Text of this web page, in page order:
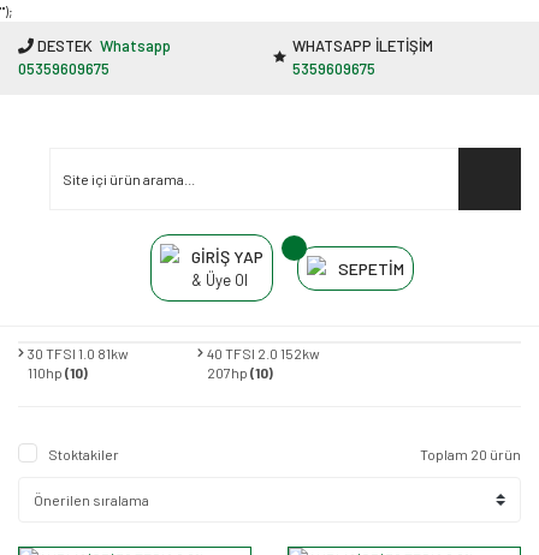
"');
DESTEK Whatsapp
05359609675
WHATSAPP İLETİŞİM
5359609675
GİRİŞ YAP
& Üye Ol
SEPETİM
30 TFSI 1.0 81kw
110hp (10)
40 TFSI 2.0 152kw
207hp(10)
Stoktakiler Toplam 20 ürün